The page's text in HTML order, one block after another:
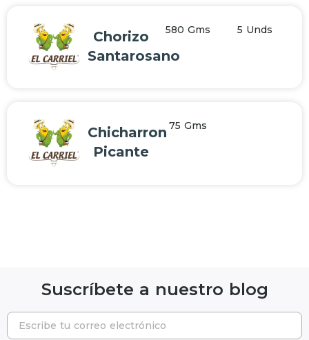
Chorizo
Santarosano
580 Gms 5 Unds
Chicharron
Picante
75 Gms
Suscríbete a nuestro blog